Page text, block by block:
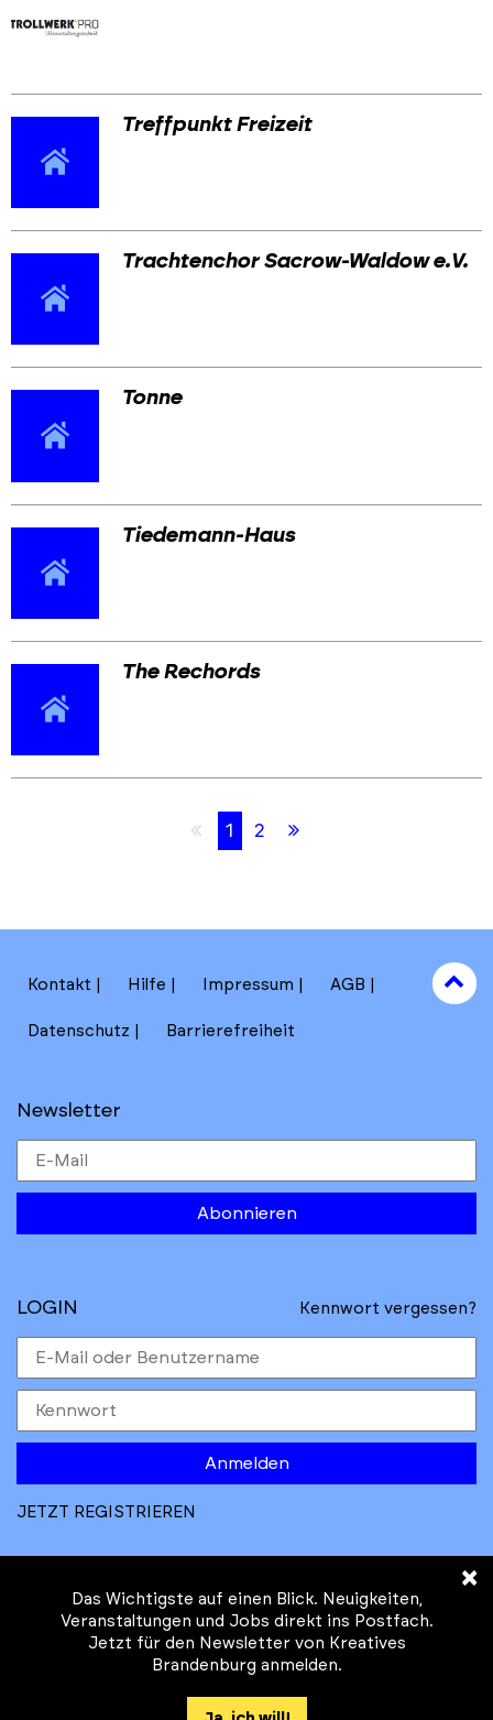
Treffpunkt Freizeit
Trachtenchor Sacrow-Waldow e.V.
Tonne
Tiedemann-Haus
The Rechords
Erste
1 2
Kontakt Hilfe Impressum AGB
Datenschutz Barrierefreiheit
Newsletter
Abonnieren
to
top
LOGIN Kennwort vergessen?
Anmelden
JETZT REGISTRIEREN
© Kreatives Brandenburg im Auftrag des
Ministeriums für
×
Das Wichtigste auf einen Blick. Neuigkeiten,
Veranstaltungen und Jobs direkt ins Postfach.
Jetzt für den Newsletter von Kreatives
Brandenburg anmelden.